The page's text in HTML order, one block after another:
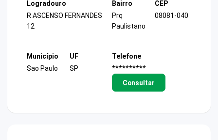
Logradouro
R ASCENSO FERNANDES
12
Bairro
Prq
Paulistano
CEP
08081-040
Município
Sao Paulo
UF
SP
Telefone
**********
Consultar